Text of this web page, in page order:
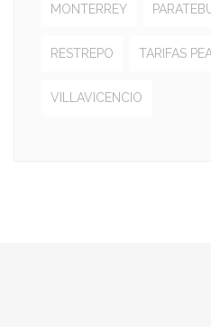
MONTERREY
RESTREPO TARIFAS
VILLAVICENCIO